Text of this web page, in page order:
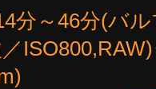
分～46分(バ